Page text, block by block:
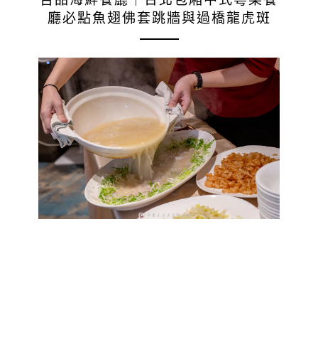
廳必點魚翅佛套跳牆與過橋龍虎斑